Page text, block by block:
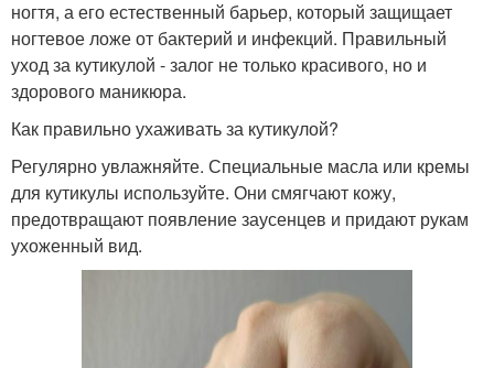
ногтя, а его естественный барьер, который защищает
ногтевое ложе от бактерий и инфекций. Правильный
уход за кутикулой - залог не только красивого, но и
здорового маникюра.
Как правильно ухаживать за кутикулой?
Регулярно увлажняйте. Специальные масла или кремы
для кутикулы используйте. Они смягчают кожу,
предотвращают появление заусенцев и придают рукам
ухоженный вид.